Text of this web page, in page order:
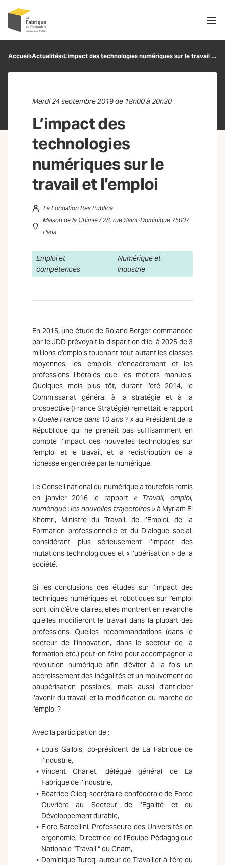
Recherche
Accueil›Actualités› L’impact des technologies numériques sur le travail et l’emploi
Mardi 24 septembre 2019 de 18h00 à 20h30
L’impact des
technologies
numériques sur le
travail et l’emploi
La Fondation Res Publica
Maison de la Chimie / 28, rue Saint-Dominique 75007
Paris
Emploi et
compétences
Numérique et
industrie
En 2015, une étude de Roland Berger commandée
par le JDD prévoyait la disparition d’ici à 2025 de 3
millions d’emplois touchant tout autant les classes
moyennes, les emplois d’encadrement et les
professions libérales que les métiers manuels.
Quelques mois plus tôt, durant l’été 2014, le
Commissariat général à la stratégie et à la
prospective (France Stratégie) remettait le rapport
« Quelle France dans 10 ans ? » au Président de la
République qui ne prenait pas suffisamment en
compte l’impact des nouvelles technologies sur
l’emploi et le travail, et la redistribution de la
richesse engendrée par le numérique.
Le Conseil national du numérique a toutefois remis
en janvier 2016 le rapport « Travail, emploi,
numérique : les nouvelles trajectoires » à Myriam El
Khomri, Ministre du Travail, de l’Emploi, de la
Formation professionnelle et du Dialogue social,
considérant plus sérieusement l’impact des
mutations technologiques et « l’ubérisation » de la
société.
Si les conclusions des études sur l’impact des
techniques numériques et robotiques sur l’emploi
sont loin d’être claires, elles montrent en revanche
qu’elles modifieront le travail dans la plupart des
professions. Quelles recommandations (dans le
secteur de l’innovation, dans le secteur de la
formation etc.) peut-on faire pour accompagner la
révolution numérique afin d’éviter à la fois un
accroissement des inégalités et un mouvement de
paupérisation possibles, mais aussi d’anticiper
l’avenir du travail et la modification du marché de
l’emploi ?
Avec la participation de :
Louis Gallois, co-président de La Fabrique de
l’industrie,
Vincent Charlet, délégué général de La
Fabrique de l’industrie,
Béatrice Clicq, secrétaire confédérale de Force
Ouvrière au Secteur de l’Egalité et du
Développement durable,
Flore Barcellini, Professeure des Universités en
ergonomie, Directrice de l’Equipe Pédagogique
Nationale “Travail “ du Cnam,
Dominique Turcq, auteur de Travailler à l’ère du